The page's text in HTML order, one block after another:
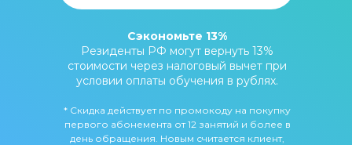
Сэкономьте 13%
Резиденты РФ могут вернуть 13%
стоимости через налоговый вычет при
условии оплаты обучения в рублях.
* Скидка действует по промокоду на покупку
первого абонемента от 12 занятий и более в
день обращения. Новым считается клиент,